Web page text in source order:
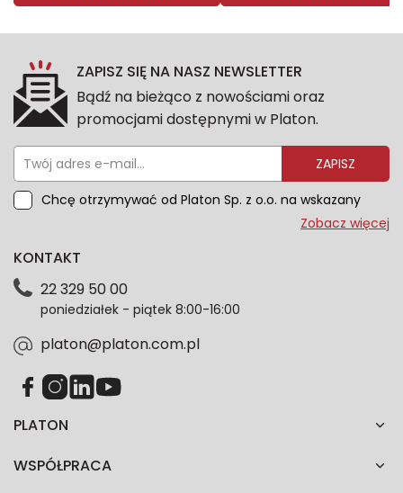
ZAPISZ SIĘ NA NASZ NEWSLETTER
Bądź na bieżąco z nowościami oraz
promocjami dostępnymi w Platon.
ZAPISZ
Chcę otrzymywać od Platon Sp. z o.o. na wskazany
przeze mnie adres e-mail informacje marketingowe
dotyczące danych osobowych znajdziesz w naszej
każdym czasie. Wycofanie zgody nie wpłynie na
zgodność z prawem przetwarzania dokonanego przed
Zobacz więcej
PLATON
WSPÓŁPRACA
KONTAKT
22 329 50 00
poniedziałek - piątek 8:00-16:00
platon@platon.com.pl